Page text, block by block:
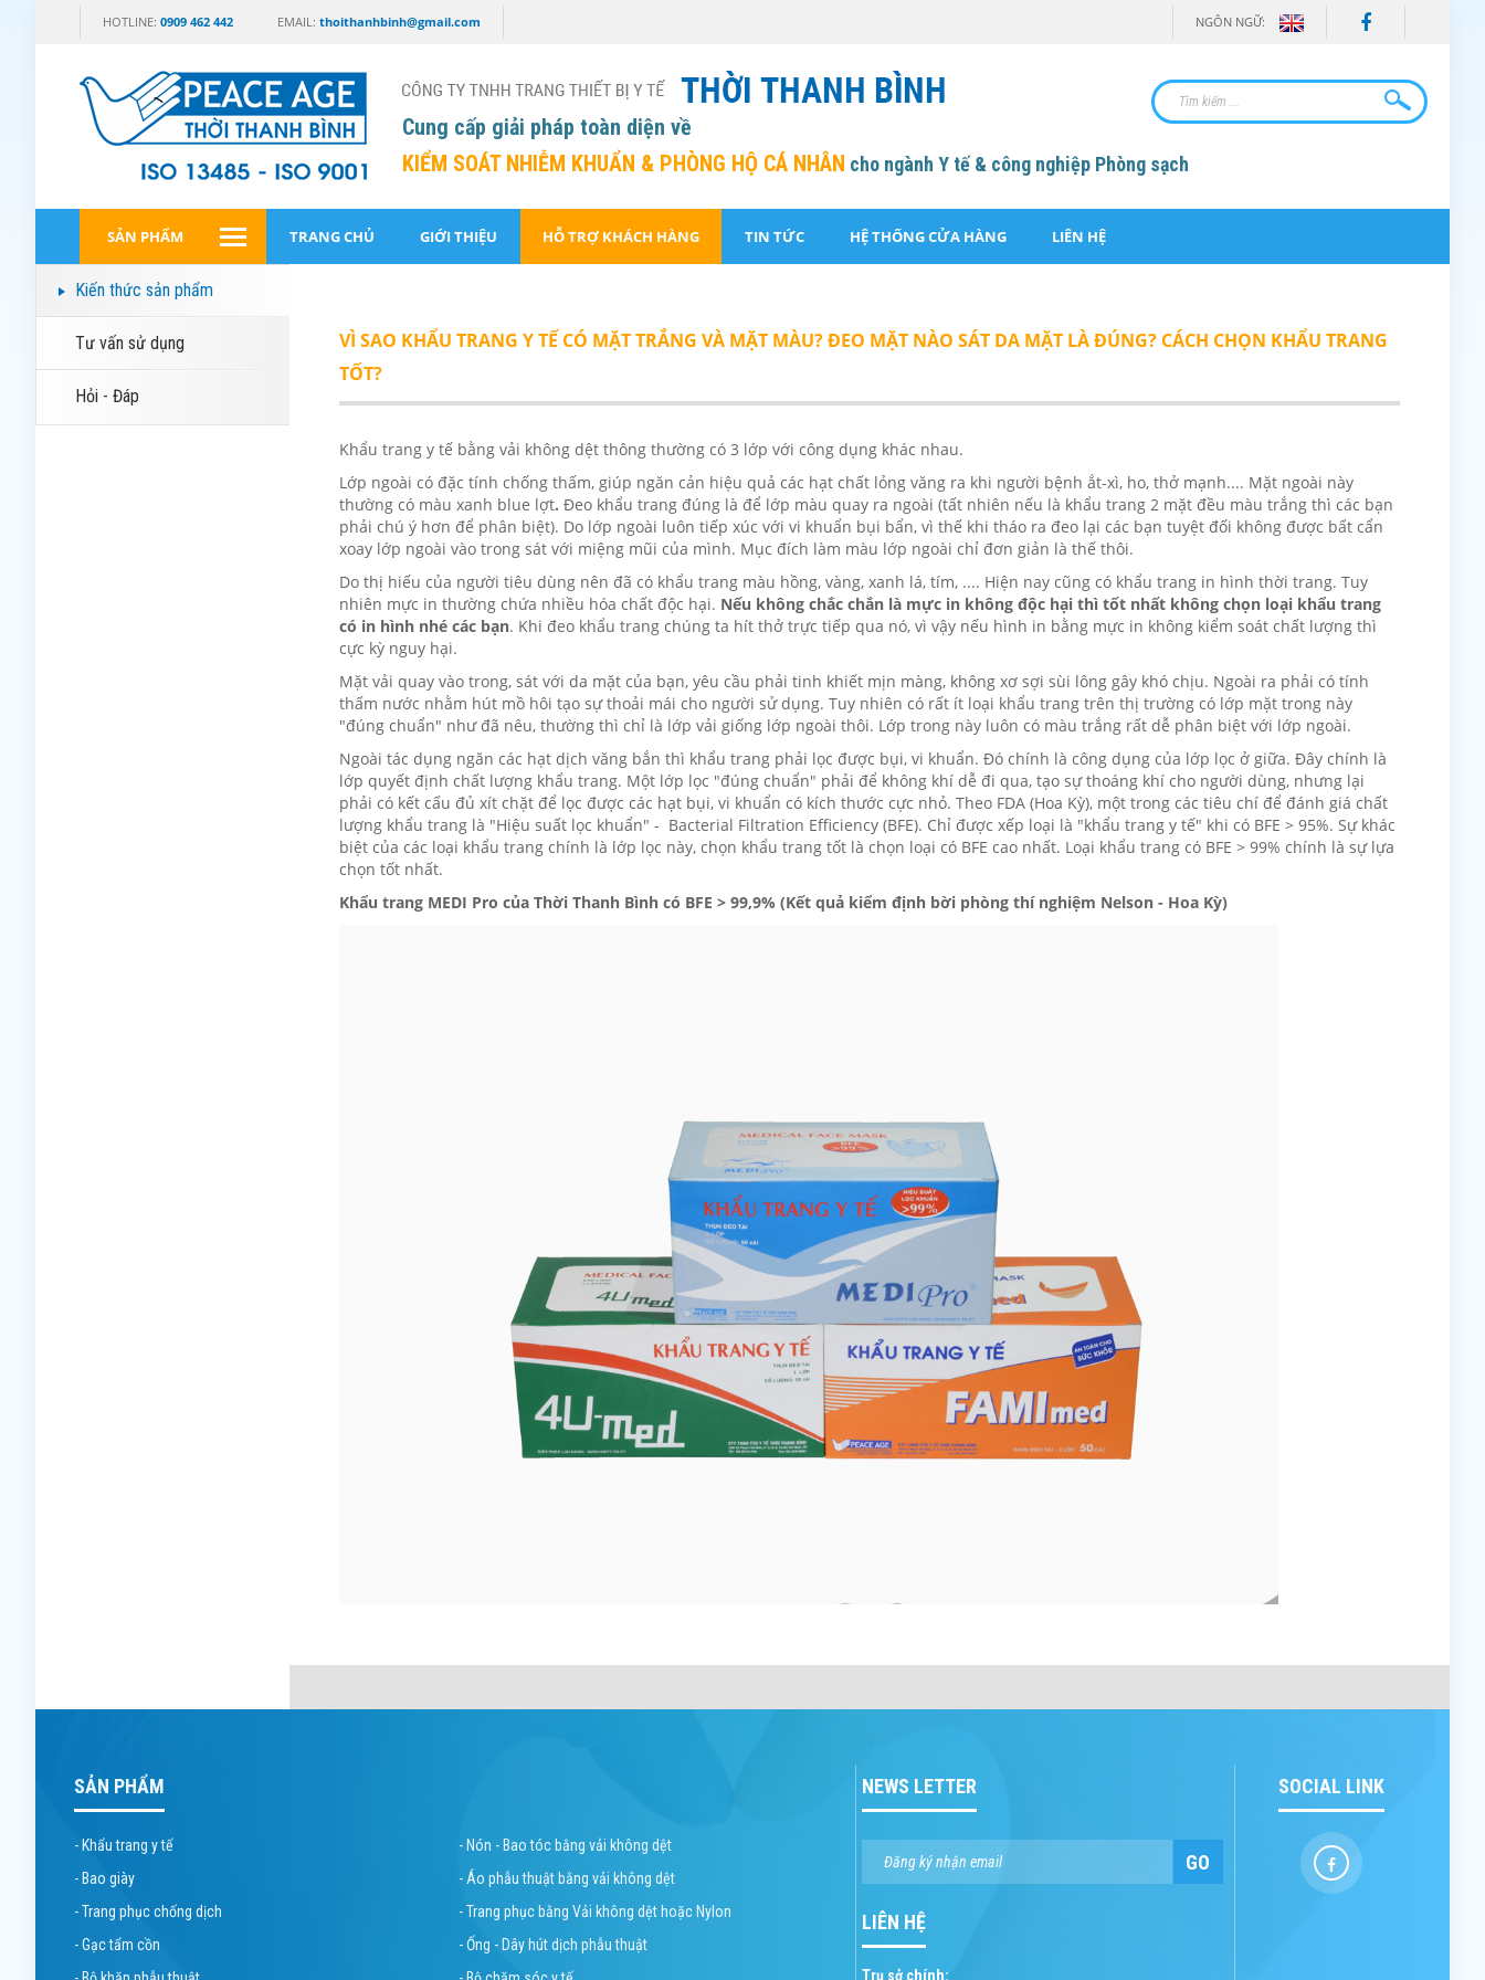
HOTLINE: 0909 462 442 EMAIL: thoithanhbinh@gmail.com NGÔN NGỮ:
Cung cấp giải pháp toàn diện về
KIỂM SOÁT NHIỄM KHUẨN & PHÒNG HỘ CÁ NHÂN cho ngành Y tế & công nghiệp Phòng sạch
SẢN PHẨM TRANG CHỦ GIỚI THIỆU HỖ TRỢ KHÁCH HÀNG TIN TỨC HỆ THỐNG CỬA HÀNG LIÊN HỆ
Kiến thức sản phẩm
Tư vấn sử dụng
Hỏi - Đáp
VÌ SAO KHẨU TRANG Y TẾ CÓ MẶT TRẮNG VÀ MẶT MÀU? ĐEO MẶT NÀO SÁT DA MẶT LÀ ĐÚNG? CÁCH CHỌN KHẨU TRANG
TỐT?
Khẩu trang y tế bằng vải không dệt thông thường có 3 lớp với công dụng khác nhau.
Lớp ngoài có đặc tính chống thấm, giúp ngăn cản hiệu quả các hạt chất lỏng văng ra khi người bệnh ắt-xì, ho, thở mạnh.... Mặt ngoài này
thường có màu xanh blue lợt.Đeo khẩu trang đúng là để lớp màu quay ra ngoài (tất nhiên nếu là khẩu trang 2 mặt đều màu trắng thì các bạn
phải chú ý hơn để phân biệt). Do lớp ngoài luôn tiếp xúc với vi khuẩn bụi bẩn, vì thế khi tháo ra đeo lại các bạn tuyệt đối không được bất cẩn
xoay lớp ngoài vào trong sát với miệng mũi của mình. Mục đích làm màu lớp ngoài chỉ đơn giản là thế thôi.
Do thị hiếu của người tiêu dùng nên đã có khẩu trang màu hồng, vàng, xanh lá, tím, .... Hiện nay cũng có khẩu trang in hình thời trang. Tuy
nhiên mực in thường chứa nhiều hóa chất độc hại. Nếu không chắc chắn là mực in không độc hại thì tốt nhất không chọn loại khẩu trang
có in hình nhé các bạn. Khi đeo khẩu trang chúng ta hít thở trực tiếp qua nó, vì vậy nếu hình in bằng mực in không kiểm soát chất lượng thì
cực kỳ nguy hại.
Mặt vải quay vào trong, sát với da mặt của bạn, yêu cầu phải tinh khiết mịn màng, không xơ sợi sùi lông gây khó chịu. Ngoài ra phải có tính
thấm nước nhằm hút mồ hôi tạo sự thoải mái cho người sử dụng. Tuy nhiên có rất ít loại khẩu trang trên thị trường có lớp mặt trong này
"đúng chuẩn" như đã nêu, thường thì chỉ là lớp vải giống lớp ngoài thôi. Lớp trong này luôn có màu trắng rất dễ phân biệt với lớp ngoài.
Ngoài tác dụng ngăn các hạt dịch văng bắn thì khẩu trang phải lọc được bụi, vi khuẩn. Đó chính là công dụng của lớp lọc ở giữa. Đây chính là
lớp quyết định chất lượng khẩu trang. Một lớp lọc "đúng chuẩn" phải để không khí dễ đi qua, tạo sự thoáng khí cho người dùng, nhưng lại
phải có kết cấu đủ xít chặt để lọc được các hạt bụi, vi khuẩn có kích thước cực nhỏ. Theo FDA (Hoa Kỳ), một trong các tiêu chí để đánh giá chất
lượng khẩu trang là "Hiệu suất lọc khuẩn" - Bacterial Filtration Efficiency (BFE). Chỉ được xếp loại là "khẩu trang y tế" khi có BFE > 95%. Sự khác
biệt của các loại khẩu trang chính là lớp lọc này, chọn khẩu trang tốt là chọn loại có BFE cao nhất. Loại khẩu trang có BFE > 99% chính là sự lựa
chọn tốt nhất.
Khẩu trang MEDI Pro của Thời Thanh Bình có BFE > 99,9% (Kết quả kiểm định bời phòng thí nghiệm Nelson - Hoa Kỳ)
SẢN PHẨM
- Khẩu trang y tế
- Nón - Bao tóc bằng vải không dệt
- Bao giày
- Áo phẫu thuật bằng vải không dệt
- Trang phục chống dịch
- Trang phục bằng Vải không dệt hoặc Nylon
- Gạc tẩm cồn
- Ống - Dây hút dịch phẫu thuật
NEWS LETTER
GO
LIÊN HỆ
Trụ sở chính:
SOCIAL LINK